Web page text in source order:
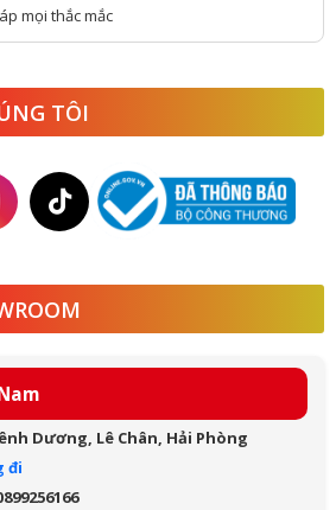
mọi thắc mắc
TÔI
Dương, Lê Chân, Hải Phòng
đi